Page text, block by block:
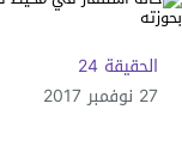
الحقيقة 24
27 نوفمبر 2017